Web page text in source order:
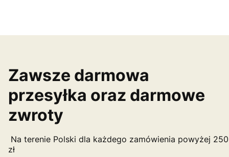
Zawsze darmowa
przesyłka oraz darmowe
zwroty
Na terenie Polski dla każdego zamówienia powyżej 250
zł